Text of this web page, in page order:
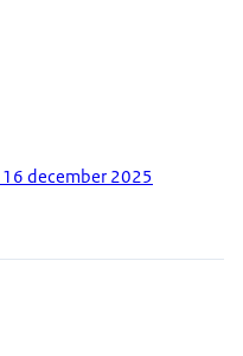
december 2025